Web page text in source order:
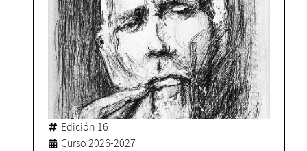
Edición 16
Curso 2026-2027